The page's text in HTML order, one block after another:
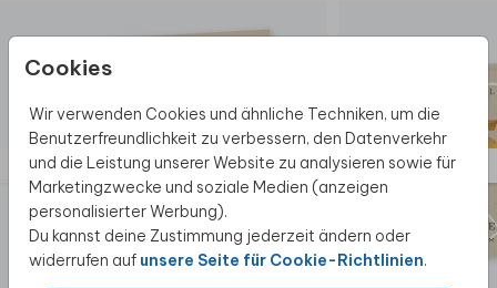
Cookies
Wir verwenden Cookies und ähnliche Techniken, um die
Benutzerfreundlichkeit zu verbessern, den Datenverkehr
und die Leistung unserer Website zu analysieren sowie für
Marketingzwecke und soziale Medien (anzeigen
personalisierter Werbung).
Du kannst deine Zustimmung jederzeit ändern oder
widerrufen auf unsere Seite für Cookie-Richtlinien.